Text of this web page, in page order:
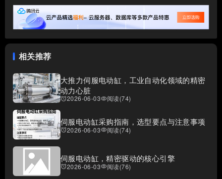
相关推荐
大推力伺服电动缸，工业自动化领域的精密
动力心脏
access_alarms2026-06-03visibility阅读(74)
伺服电动缸采购指南，选型要点与注意事项
access_alarms2026-06-03visibility阅读(74)
伺服电动缸，精密驱动的核心引擎
access_alarms2026-06-03visibility阅读(76)